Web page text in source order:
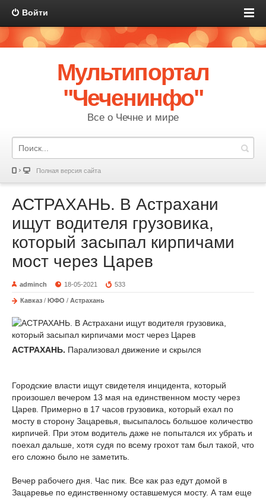
Войти
Мультипортал
"Чеченинфо"
Все о Чечне и мире
Полная версия сайта
АСТРАХАНЬ. В Астрахани
ищут водителя грузовика,
который засыпал кирпичами
мост через Царев
adminch 18-05-2021 533
Кавказ / ЮФО / Астрахань
АСТРАХАНЬ. Парализовал движение и скрылся
Городские власти ищут свидетеля инцидента, который
произошел вечером 13 мая на единственном мосту через
Царев. Примерно в 17 часов грузовика, который ехал по
мосту в сторону Зацаревья, высыпалось большое количество
кирпичей. При этом водитель даже не попытался их убрать и
поехал дальше, хотя судя по всему грохот там был такой, что
его сложно было не заметить.
Вечер рабочего дня. Час пик. Все как раз едут домой в
Зацаревье по единственному оставшемуся мосту. А там еще